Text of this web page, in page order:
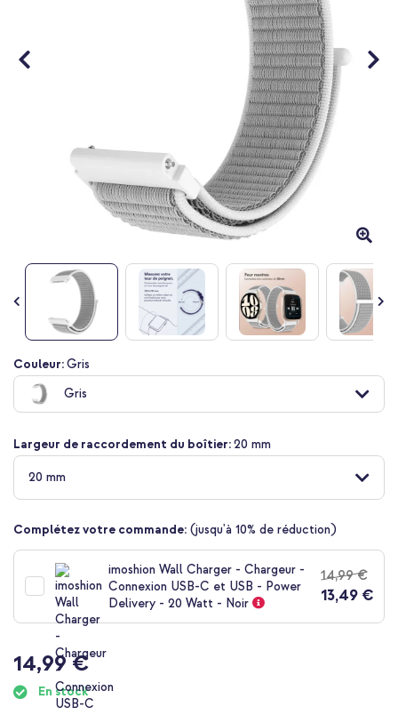
Passer
au
début
de
Galerie
d’images
Couleur:Gris
Gris
Largeur de raccordement du boîtier:20 mm
20 mm
Complétez votre commande: (jusqu'à 10% de réduction)
imoshion Wall Charger - Chargeur -
Connexion USB-C et USB - Power
Delivery - 20 Watt - Noir
14,99 €
13,49 €
14,99 €
En stock